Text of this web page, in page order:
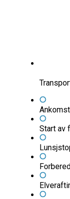
Start av